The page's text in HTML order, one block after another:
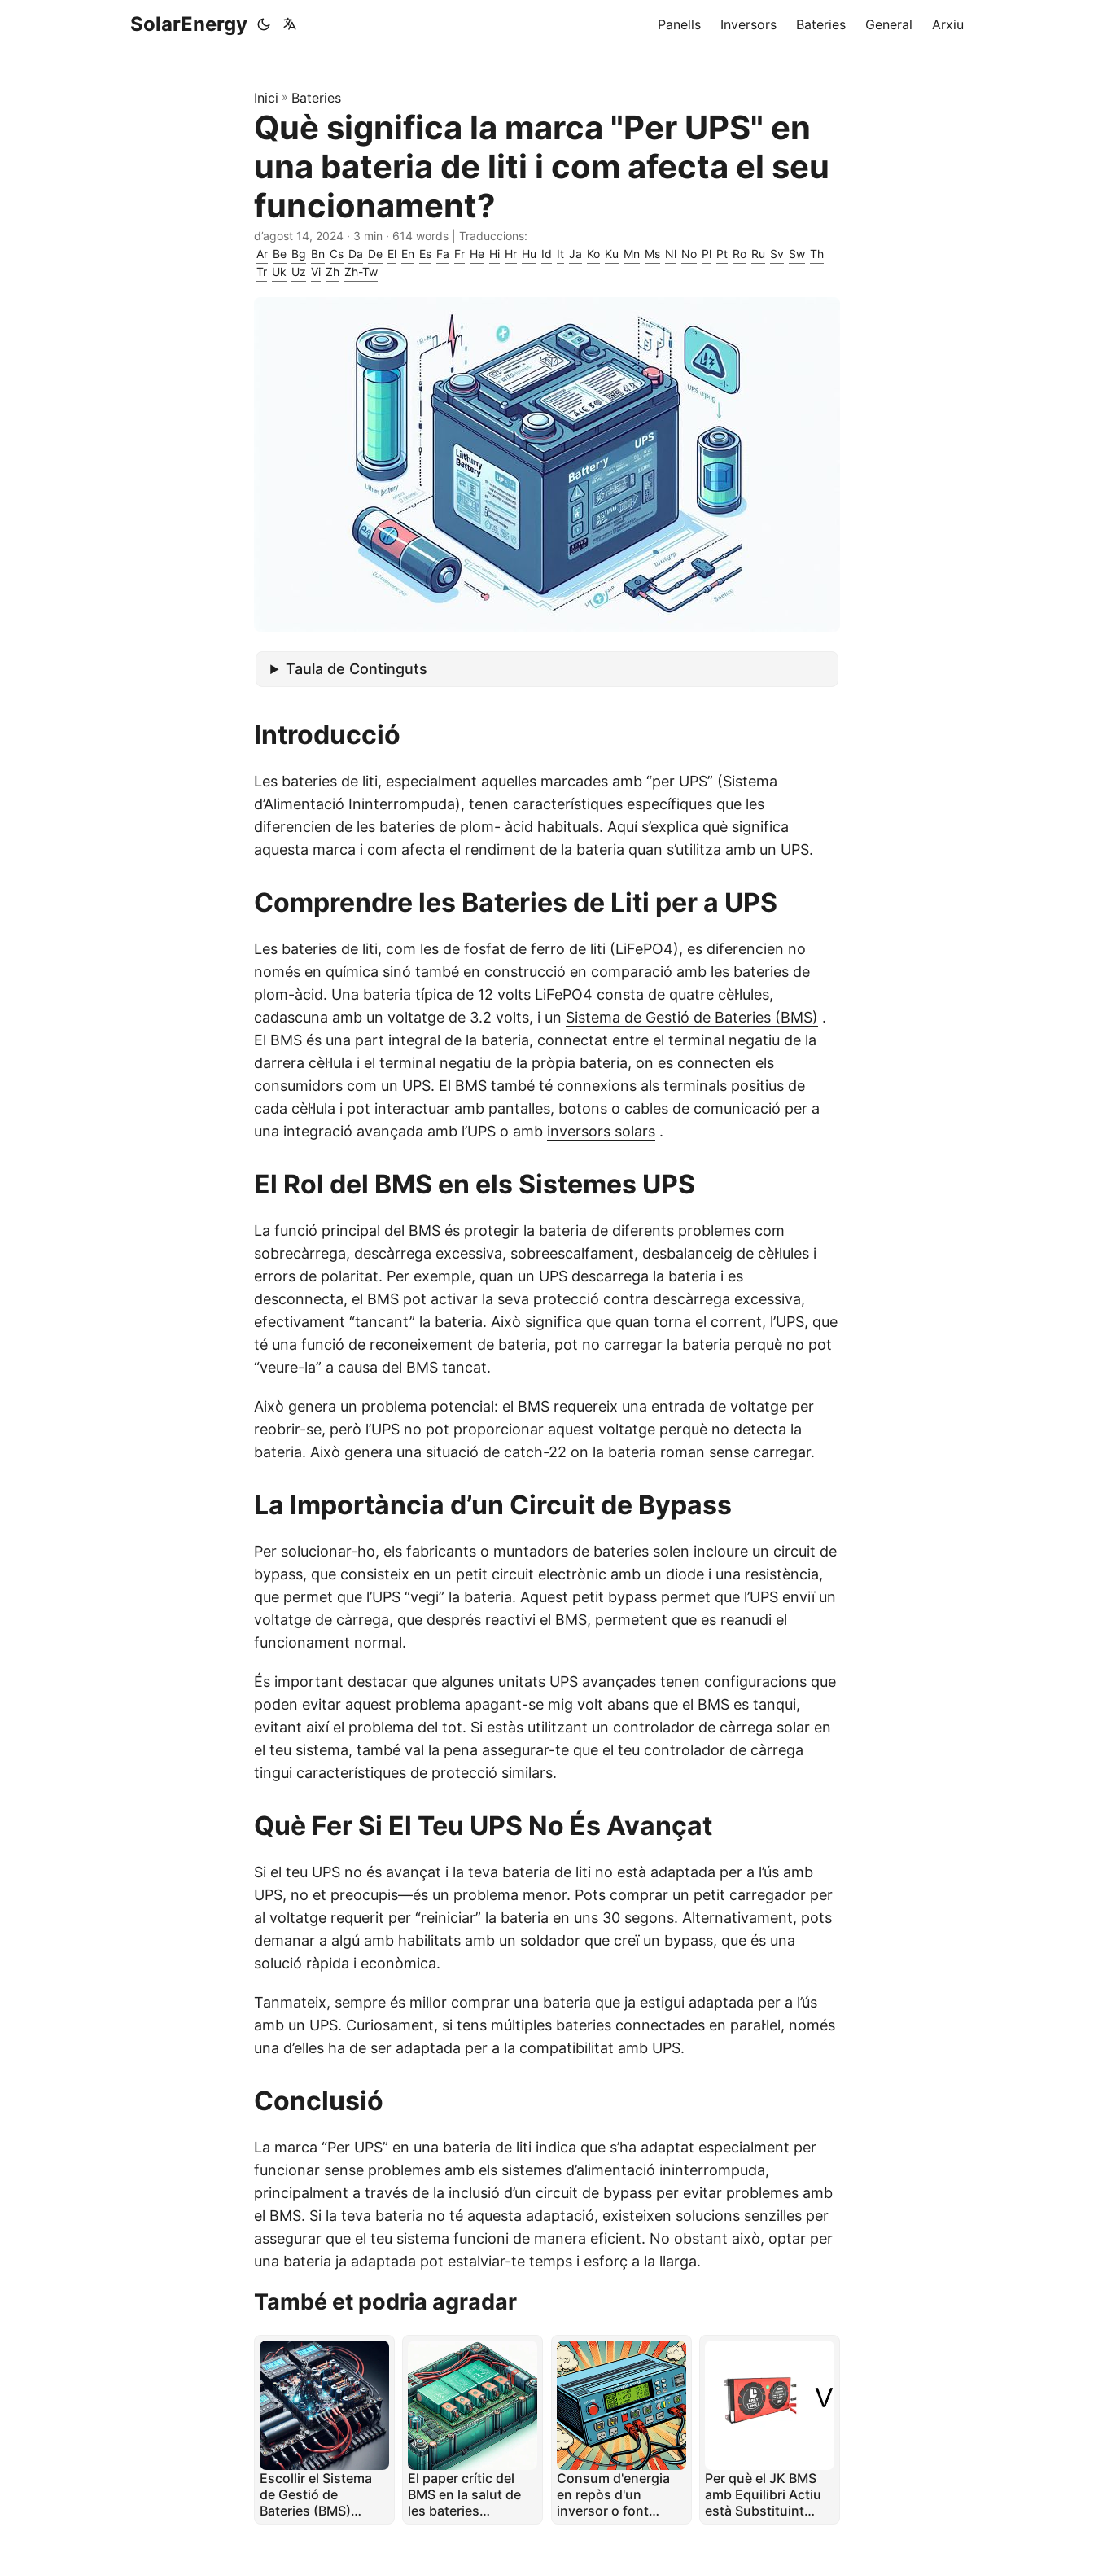
SolarEnergy Panells Inversors Bateries General Arxiu
Inici » Bateries
Què significa la marca "Per UPS" en
una bateria de liti i com afecta el seu
funcionament?
d’agost 14, 2024 · 3 min · 614 words | Traduccions:
Ar Be Bg Bn Cs Da De El En Es Fa Fr He Hi Hr Hu Id It Ja Ko Ku Mn Ms Nl No Pl Pt Ro Ru Sv Sw Th
Tr Uk Uz Vi Zh Zh-Tw
Taula de Continguts
Introducció
Les bateries de liti, especialment aquelles marcades amb “per UPS” (Sistema
d’Alimentació Ininterrompuda), tenen característiques específiques que les
diferencien de les bateries de plom- àcid habituals. Aquí s’explica què significa
aquesta marca i com afecta el rendiment de la bateria quan s’utilitza amb un UPS.
Comprendre les Bateries de Liti per a UPS
Les bateries de liti, com les de fosfat de ferro de liti (LiFePO4), es diferencien no
només en química sinó també en construcció en comparació amb les bateries de
plom-àcid. Una bateria típica de 12 volts LiFePO4 consta de quatre cèl·lules,
cadascuna amb un voltatge de 3.2 volts, i un Sistema de Gestió de Bateries (BMS) .
El BMS és una part integral de la bateria, connectat entre el terminal negatiu de la
darrera cèl·lula i el terminal negatiu de la pròpia bateria, on es connecten els
consumidors com un UPS. El BMS també té connexions als terminals positius de
cada cèl·lula i pot interactuar amb pantalles, botons o cables de comunicació per a
una integració avançada amb l’UPS o amb inversors solars .
El Rol del BMS en els Sistemes UPS
La funció principal del BMS és protegir la bateria de diferents problemes com
sobrecàrrega, descàrrega excessiva, sobreescalfament, desbalanceig de cèl·lules i
errors de polaritat. Per exemple, quan un UPS descarrega la bateria i es
desconnecta, el BMS pot activar la seva protecció contra descàrrega excessiva,
efectivament “tancant” la bateria. Això significa que quan torna el corrent, l’UPS, que
té una funció de reconeixement de bateria, pot no carregar la bateria perquè no pot
“veure-la” a causa del BMS tancat.
Això genera un problema potencial: el BMS requereix una entrada de voltatge per
reobrir-se, però l’UPS no pot proporcionar aquest voltatge perquè no detecta la
bateria. Això genera una situació de catch-22 on la bateria roman sense carregar.
La Importància d’un Circuit de Bypass
Per solucionar-ho, els fabricants o muntadors de bateries solen incloure un circuit de
bypass, que consisteix en un petit circuit electrònic amb un diode i una resistència,
que permet que l’UPS “vegi” la bateria. Aquest petit bypass permet que l’UPS enviï un
voltatge de càrrega, que després reactivi el BMS, permetent que es reanudi el
funcionament normal.
És important destacar que algunes unitats UPS avançades tenen configuracions que
poden evitar aquest problema apagant-se mig volt abans que el BMS es tanqui,
evitant així el problema del tot. Si estàs utilitzant un controlador de càrrega solar en
el teu sistema, també val la pena assegurar-te que el teu controlador de càrrega
tingui característiques de protecció similars.
Què Fer Si El Teu UPS No És Avançat
Si el teu UPS no és avançat i la teva bateria de liti no està adaptada per a l’ús amb
UPS, no et preocupis—és un problema menor. Pots comprar un petit carregador per
al voltatge requerit per “reiniciar” la bateria en uns 30 segons. Alternativament, pots
demanar a algú amb habilitats amb un soldador que creï un bypass, que és una
solució ràpida i econòmica.
Tanmateix, sempre és millor comprar una bateria que ja estigui adaptada per a l’ús
amb un UPS. Curiosament, si tens múltiples bateries connectades en paral·lel, només
una d’elles ha de ser adaptada per a la compatibilitat amb UPS.
Conclusió
La marca “Per UPS” en una bateria de liti indica que s’ha adaptat especialment per
funcionar sense problemes amb els sistemes d’alimentació ininterrompuda,
principalment a través de la inclusió d’un circuit de bypass per evitar problemes amb
el BMS. Si la teva bateria no té aquesta adaptació, existeixen solucions senzilles per
assegurar que el teu sistema funcioni de manera eficient. No obstant això, optar per
una bateria ja adaptada pot estalviar-te temps i esforç a la llarga.
També et podria agradar
Escollir el Sistema
de Gestió de
Bateries (BMS)
El paper crític del
BMS en la salut de
les bateries
Consum d'energia
en repòs d'un
inversor o font
Per què el JK BMS
amb Equilibri Actiu
està Substituint